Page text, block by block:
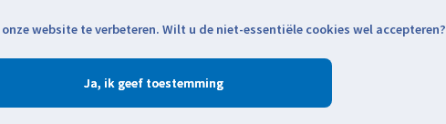
website te verbeteren. Wilt u de niet-essentiële cookies wel accepteren?
Ja